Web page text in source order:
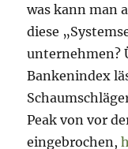
was kann man
diese
unternehmen?
Bankenindex
Peak von vor
eingebrochen,